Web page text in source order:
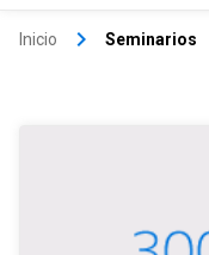
Inicio keyboard_arrow_right Seminarios